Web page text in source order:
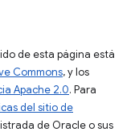
de esta página está
Commons, y los
Apache 2.0. Para
del sitio de
de Oracle o sus